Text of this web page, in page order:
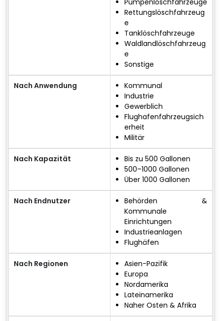
Pumpenlöschfahrzeuge
Rettungslöschfahrzeug
e
Tanklöschfahrzeuge
Waldlandlöschfahrzeug
e
Sonstige
Nach Anwendung
Kommunal
Industrie
Gewerblich
Flughafenfahrzeugsich
erheit
Militär
Nach Kapazität
Bis zu 500 Gallonen
500–1000 Gallonen
Über 1000 Gallonen
Nach Endnutzer
Behörden &
Kommunale
Einrichtungen
Industrieanlagen
Flughäfen
Nach Regionen
Asien-Pazifik
Europa
Nordamerika
Lateinamerika
Naher Osten & Afrika